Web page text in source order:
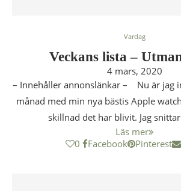
Vardag
Veckans lista –
4 mars, 2020
– Innehåller annonslänkar – Nu är jag
månad med min nya bästis Apple
skillnad det har blivit. Jag
Läs mer
0
Facebook Pinterest